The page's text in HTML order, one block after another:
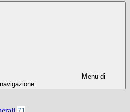
Menu di
navigazione